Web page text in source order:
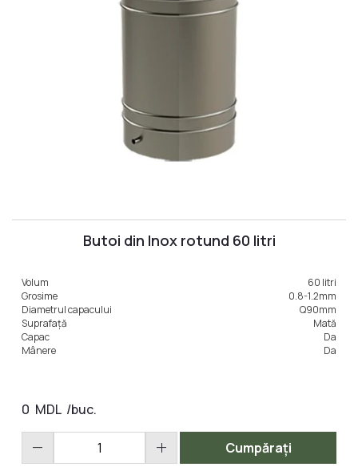
Butoi din Inox rotund 60 litri
Volum
60 litri
Grosime
0.8-1.2mm
Diametrul capacului
Q90mm
Suprafață
Mată
Capac
Da
Mânere
Da
0 MDL /buc.
remove add Cumpărați